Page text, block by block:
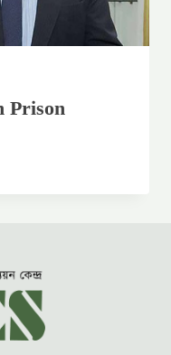
Prison